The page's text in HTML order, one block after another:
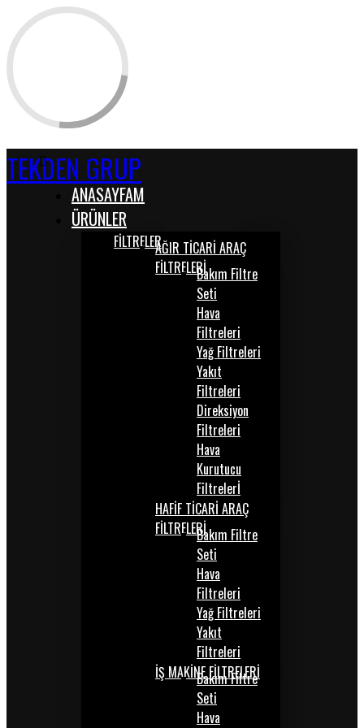
TEKDEN GRUP
ANASAYFAM
ÜRÜNLER
FİLTRELERAĞIR TİCARİ ARAÇ
FİLTRELERİBakım Filtre
Seti
Hava
Filtreleri
Yağ Filtreleri
Yakıt
Filtreleri
Direksiyon
Filtreleri
Hava
Kurutucu
Filtrelerİ
HAFİF TİCARİ ARAÇ
FİLTRELERİBakım Filtre
Seti
Hava
Filtreleri
Yağ Filtreleri
Yakıt
Filtreleri
İŞ MAKİNE FİLTRELERİ
Bakım Filtre
Seti
Hava